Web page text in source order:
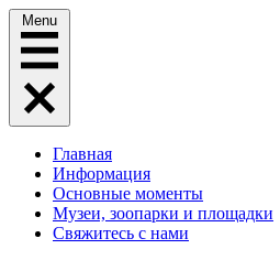
Menu
Главная
Информация
Основные моменты
Музеи, зоопарки и площадки
Свяжитесь с нами